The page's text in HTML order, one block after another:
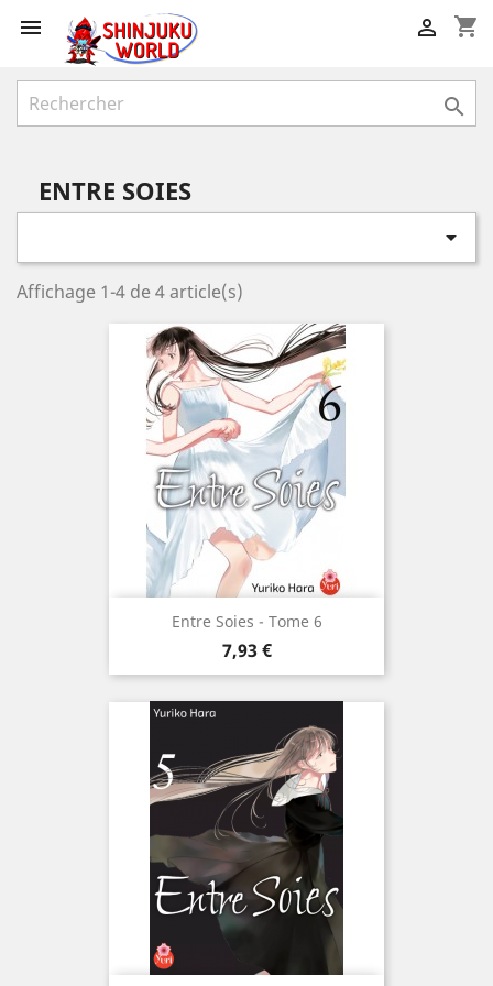
 shopping_cart


ENTRE SOIES

Affichage 1-4 de 4 article(s)
Entre Soies - Tome 6
Prix
7,93 €